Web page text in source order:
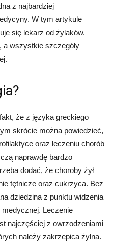
z najbardziej
W tym artykule
się lekarz od żylaków.
a wszystkie szczegóły
że z języka greckiego
skrócie można powiedzieć,
oraz leczeniu chorób
naprawdę bardzo
dodać, że choroby żył
tętnicze oraz cukrzyca. Bez
dziedzina z punktu widzenia
medycznej. Leczenie
najczęściej z owrzodzeniami
należy zakrzepica żylna.